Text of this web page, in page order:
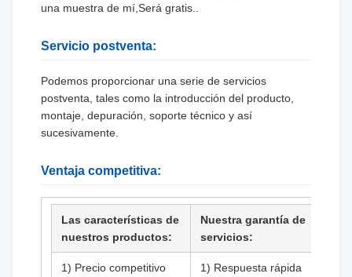
una muestra de mí,Será gratis..
Servicio postventa:
Podemos proporcionar una serie de servicios
postventa, tales como la introducción del producto,
montaje, depuración, soporte técnico y así
sucesivamente.
Ventaja competitiva:
Las características de
nuestros productos:
Nuestra garantía de
servicios:
1) Precio competitivo
1) Respuesta rápida